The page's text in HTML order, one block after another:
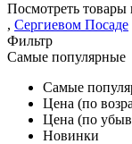
Посмотреть товары
, Сергиевом Посаде
Фильтр
Самые популярные
Самые
Цена (по
Цена (по
Новинки